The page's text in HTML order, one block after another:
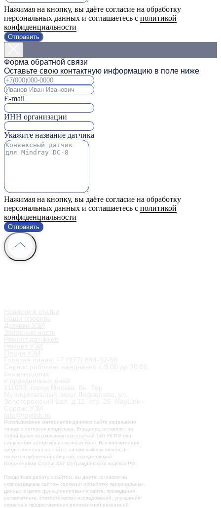
Использование материалов данного сайта разрешено
только с согласия владельца. Владелец оставляет за
собой право воспользоваться статьей 146 УК РФ при
нарушении авторских и смежных прав. Вся информация,
представленная на сайте, ни при каких условиях не
является публичной офертой, определяемой
положениями Статьи 437 (2) Гражданского кодекса РФ.
Продолжая работу с сайтом, вы даете согласие на
использование сайтом cookies и обработку персональных
данных в целях функционирования сайта, проведения
ретаргетинга, статистических исследований, улучшения
сервиса и предоставления релевантной рекламной
Нажимая на кнопку, вы даёте согласие на обработку
персональных данных и соглашаетесь с политикой
конфиденциальности
Отправить
Форма обратной связи
Оставьте свою контактную информацию в поле ниже
E-mail
ИНН организации
Укажите название датчика
Нажимая на кнопку, вы даёте согласие на обработку
персональных данных и соглашаетесь с политикой
конфиденциальности
Отправить